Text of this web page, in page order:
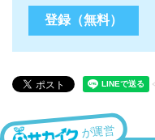
が運営